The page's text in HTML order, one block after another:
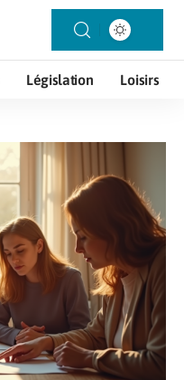
Législation Loisirs